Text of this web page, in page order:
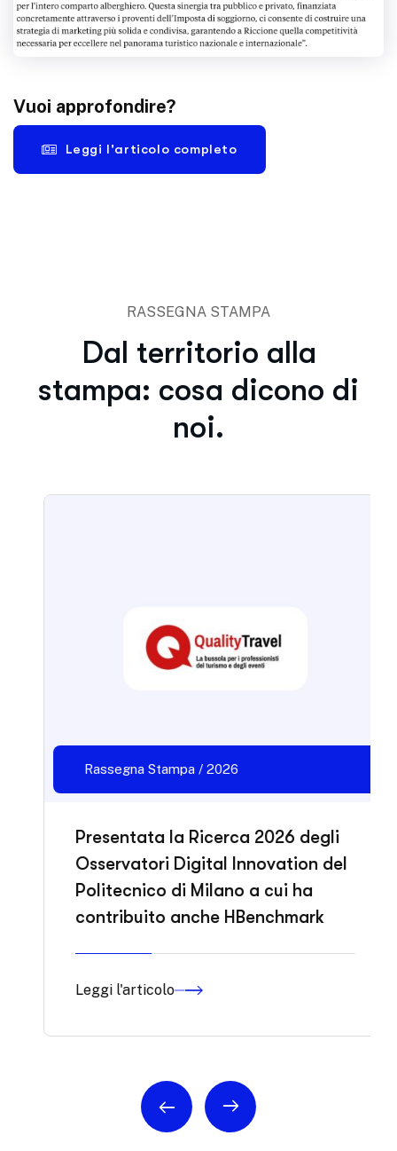
Vuoi approfondire?
Leggi l'articolo completo
RASSEGNA STAMPA
Dal territorio alla
stampa: cosa dicono di
noi.
Rassegna Stampa / 2026
Presentata la Ricerca 2026 degli
Osservatori Digital Innovation del
Politecnico di Milano a cui ha
contribuito anche HBenchmark
Leggi l'articolo